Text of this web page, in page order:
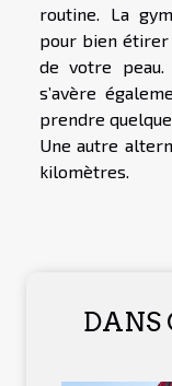
routine. La
pour bien étirer
de votre peau.
s’avère
prendre
Une autre
kilomètres.
DANS